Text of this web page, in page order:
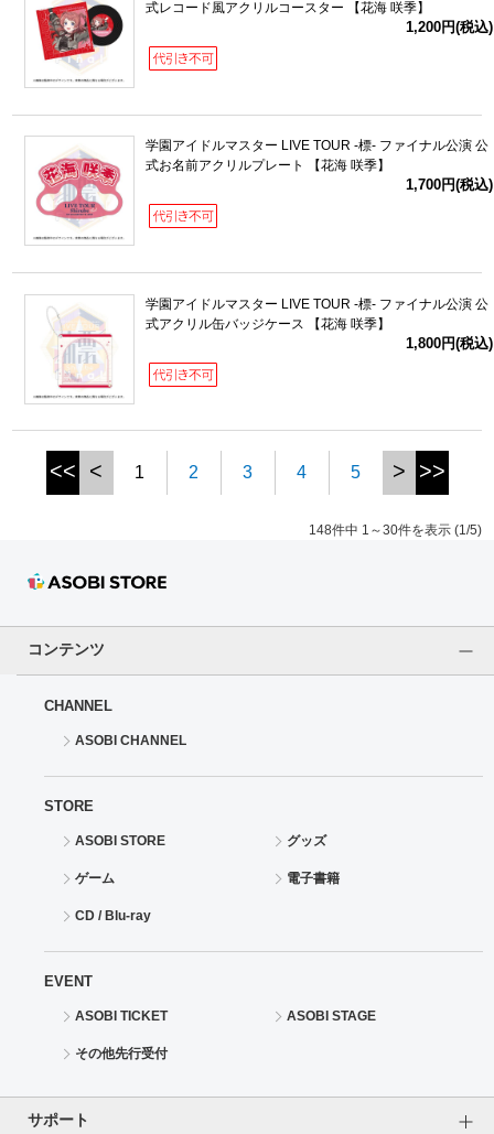
式レコード風アクリルコースター 【花海 咲季】
1,200円(税込)
学園アイドルマスター LIVE TOUR -標- ファイナル公演 公
式お名前アクリルプレート 【花海 咲季】
1,700円(税込)
学園アイドルマスター LIVE TOUR -標- ファイナル公演 公
式アクリル缶バッジケース 【花海 咲季】
1,800円(税込)
<< < 1 2 3 4 5 > >>
148件中 1～30件を表示 (1/5)
コンテンツ
CHANNEL
ASOBI CHANNEL
STORE
ASOBI STORE グッズ
ゲーム 電子書籍
CD / Blu-ray
EVENT
ASOBI TICKET ASOBI STAGE
その他先行受付
サポート